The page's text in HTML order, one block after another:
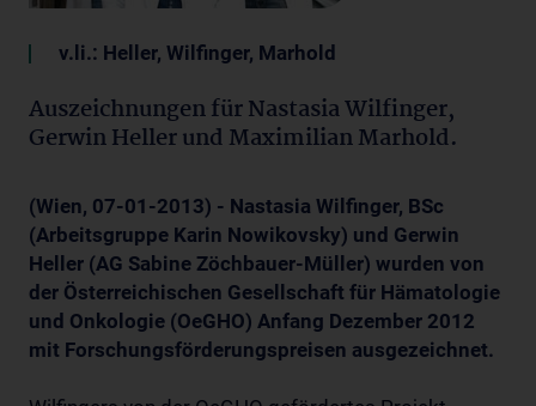
v.li.: Heller, Wilfinger, Marhold
Auszeichnungen für Nastasia Wilfinger,
Gerwin Heller und Maximilian Marhold.
(Wien, 07-01-2013) - Nastasia Wilfinger, BSc
(Arbeitsgruppe Karin Nowikovsky) und Gerwin
Heller (AG Sabine Zöchbauer-Müller) wurden von
der Österreichischen Gesellschaft für Hämatologie
und Onkologie (OeGHO) Anfang Dezember 2012
mit Forschungsförderungspreisen ausgezeichnet.